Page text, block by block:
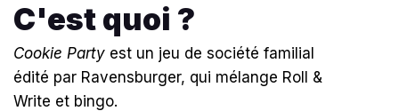
C'est quoi ?
Cookie Party est un jeu de société familial
édité par Ravensburger, qui mélange Roll &
Write et bingo.